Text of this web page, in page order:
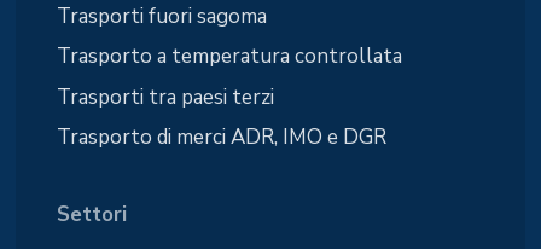
Trasporti fuori sagoma
Trasporto a temperatura controllata
Trasporti tra paesi terzi
Trasporto di merci ADR, IMO e DGR
Settori